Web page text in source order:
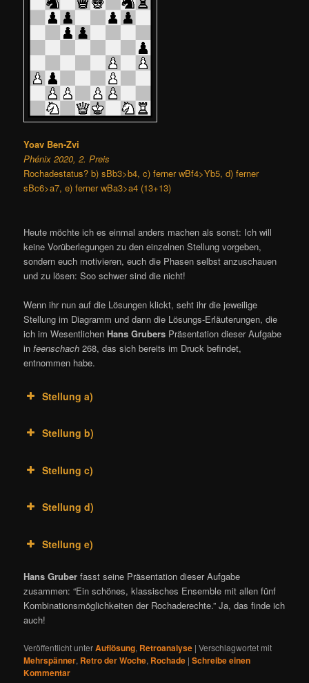
Yoav Ben-Zvi
Phénix 2020, 2. Preis
Rochadestatus? b) sBb3>b4, c) ferner wBf4>Yb5, d) ferner
sBc6>a7, e) ferner wBa3>a4 (13+13)
Heute möchte ich es einmal anders machen als sonst: Ich will
keine Vorüberlegungen zu den einzelnen Stellung vorgeben,
sondern euch motivieren, euch die Phasen selbst anzuschauen
und zu lösen: Soo schwer sind die nicht!
Wenn ihr nun auf die Lösungen klickt, seht ihr die jeweilige
Stellung im Diagramm und dann die Lösungs-Erläuterungen, die
ich im Wesentlichen Hans Grubers Präsentation dieser Aufgabe
infeenschach 268, das sich bereits im Druck befindet,
entnommen habe.
Stellung a)
Yoav Ben-Zvi
Phénix 2020, 2. Preis
Stellung b)
Yoav Ben-Zvi
Stellung c)
Yoav Ben-Zvi
Phénix 2020, 2. Preis
Stellung d)
Stellung e)
Hans Gruber fasst seine Präsentation dieser Aufgabe
zusammen: “Ein schönes, klassisches Ensemble mit allen fünf
Kombinationsmöglichkeiten der Rochaderechte.” Ja, das finde ich
auch!
Veröffentlicht unterAuflösung, Retroanalyse |Verschlagwortet mit
Mehrspänner, Retro der Woche, Rochade |Schreibe einen
Kommentar